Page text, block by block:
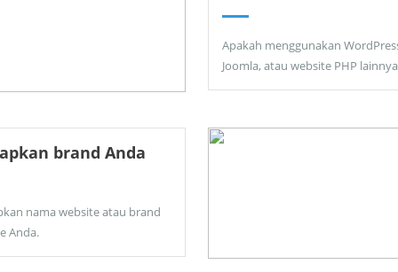
Apakah menggunakan
Joomla, atau website PHP
brand Anda
nama website atau brand
Anda.